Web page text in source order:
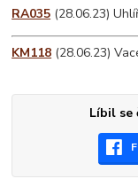
RA035 (28.06.23)
KM118 (28.06.23)
Líbil se